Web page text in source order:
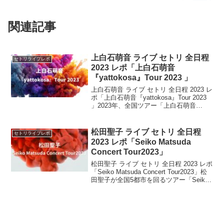
関連記事
セトリライブレポ
上白石萌音 ライブ セトリ 全日程
2023 レポ「上白石萌音
『yattokosa』Tour 2023 」
上白石萌音 ライブ セトリ 全日程 2023 レ
ポ「上白石萌音『yattokosa』Tour 2023
」2023年、全国ツアー「上白石萌音
『yattoko...
セトリライブレポ
松田聖子 ライブ セトリ 全日程
2023 レポ「Seiko Matsuda
Concert Tour2023」
松田聖子 ライブ セトリ 全日程 2023 レポ
「Seiko Matsuda Concert Tour2023」松
田聖子が全国5都市を回るツアー「Seiko